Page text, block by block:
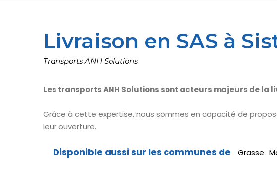
Livraison en SAS à
Transports ANH Solutions
Les transports ANH Solutions sont acteurs majeurs de
Grâce à cette expertise, nous sommes en capacité de
leur ouverture.
Grasse